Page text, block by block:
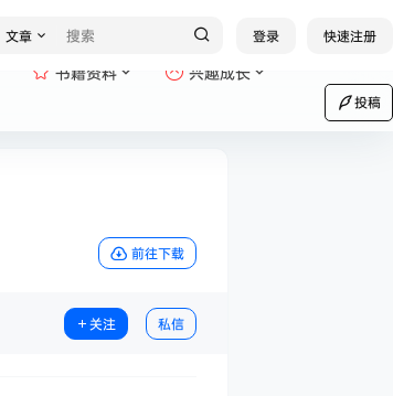
文章 登录 快速注册
书籍资料 兴趣成长
投稿
前往下载
关注 私信